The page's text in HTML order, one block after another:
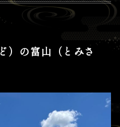
）の富山（とみさ